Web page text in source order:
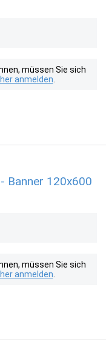
müssen Sie sich
anmelden
Banner 120x600
müssen Sie sich
anmelden